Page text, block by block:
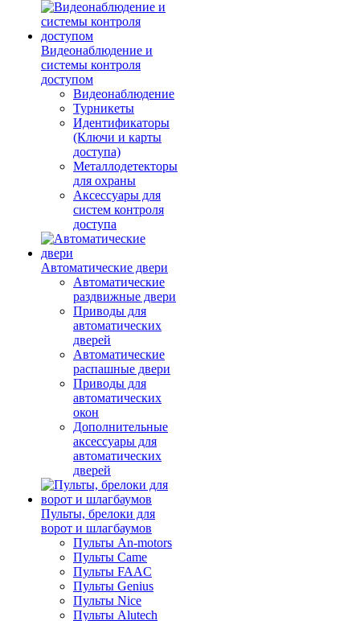
Видеонаблюдение и
системы контроля
доступом
Видеонаблюдение
Турникеты
Идентификаторы
(Ключи и карты
доступа)
Металлодетекторы
для охраны
Аксессуары для
систем контроля
доступа
Автоматические двери
Автоматические
раздвижные двери
Приводы для
автоматических
дверей
Автоматические
распашные двери
Приводы для
автоматических
окон
Дополнительные
аксессуары для
автоматических
дверей
Пульты, брелоки для
ворот и шлагбаумов
Пульты An-motors
Пульты Came
Пульты FAAC
Пульты Genius
Пульты Nice
Пульты Alutech